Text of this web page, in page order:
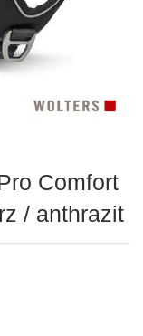
Comfort
/ anthrazit